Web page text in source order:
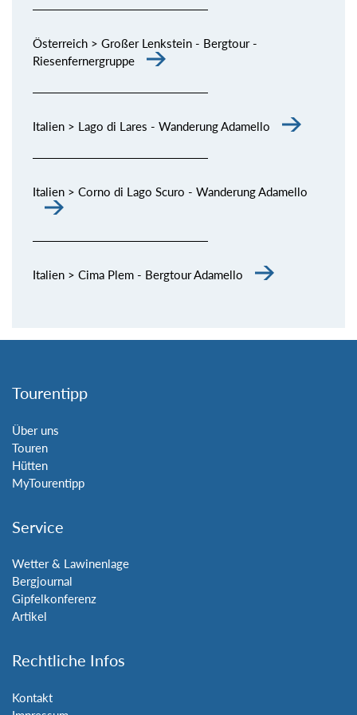
Österreich > Großer Lenkstein - Bergtour -
Riesenfernergruppe
Italien > Lago di Lares - Wanderung Adamello
Italien > Corno di Lago Scuro - Wanderung Adamello
Italien > Cima Plem - Bergtour Adamello
Tourentipp
Über uns
Touren
Hütten
MyTourentipp
Service
Wetter & Lawinenlage
Bergjournal
Gipfelkonferenz
Artikel
Rechtliche Infos
Kontakt